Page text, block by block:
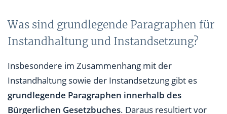
Was sind grundlegende Paragraphen für
Instandhaltung und Instandsetzung?
Insbesondere im Zusammenhang mit der
Instandhaltung sowie der Instandsetzung gibt es
grundlegende Paragraphen innerhalb des
Bürgerlichen Gesetzbuches. Daraus resultiert vor